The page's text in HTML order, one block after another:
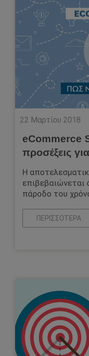
22 Μαρτίου 2018
eCommerce
προσέξεις
Η
επιβεβαιώνεται
πάροδο του
ΠΕΡΙΣΣΌΤΕΡΑ